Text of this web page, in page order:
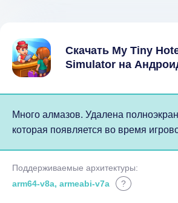
Скачать My Tiny
Simulator на
Много алмазов. Удалена
которая появляется во время
Поддерживаемые архитектуры:
arm64-v8a, armeabi-v7a
?